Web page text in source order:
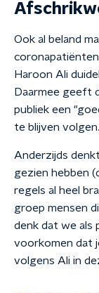
Ook al beland
Haroon Ali
Daarmee geeft
publiek een
te blijven volgen.
Anderzijds
gezien hebben
regels al heel
groep mensen
denk dat we als
voorkomen dat
volgens Ali in